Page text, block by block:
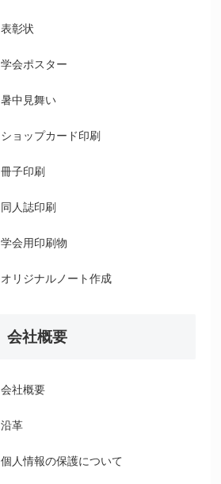
表彰状
学会ポスター
暑中見舞い
ショップカード印刷
冊子印刷
同人誌印刷
学会用印刷物
オリジナルノート作成
会社概要
会社概要
沿革
個人情報の保護について